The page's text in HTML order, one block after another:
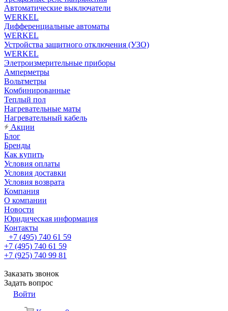
Автоматические выключатели
WERKEL
Дифференциальные автоматы
WERKEL
Устройства защитного отключения (УЗО)
WERKEL
Элетроизмерительные приборы
Амперметры
Вольтметры
Комбинированные
Теплый пол
Нагревательные маты
Нагревательный кабель
Акции
Блог
Бренды
Как купить
Условия оплаты
Условия доставки
Условия возврата
Компания
О компании
Новости
Юридическая информация
Контакты
+7 (495) 740 61 59
+7 (495) 740 61 59
+7 (925) 740 99 81
Заказать звонок
Задать вопрос
Войти